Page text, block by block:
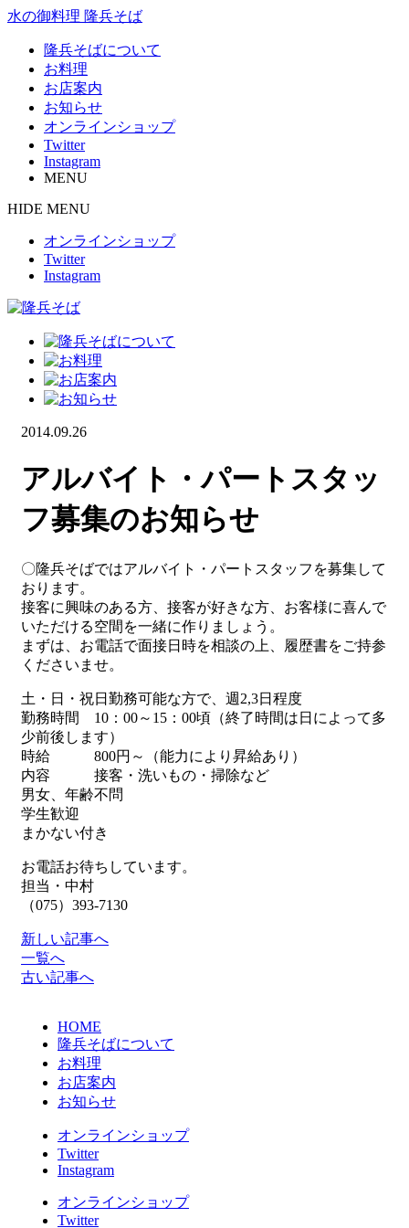
水の御料理 隆兵そば
隆兵そばについて
お料理
お店案内
お知らせ
オンラインショップ
Twitter
Instagram
MENU
HIDE MENU
オンラインショップ
Twitter
Instagram
2014.09.26
アルバイト・パートスタッ
フ募集のお知らせ
〇隆兵そばではアルバイト・パートスタッフを募集して
おります。
接客に興味のある方、接客が好きな方、お客様に喜んで
いただける空間を一緒に作りましょう。
まずは、お電話で面接日時を相談の上、履歴書をご持参
くださいませ。
土・日・祝日勤務可能な方で、週2,3日程度
勤務時間 10：00～15：00頃（終了時間は日によって多
少前後します）
時給 800円～（能力により昇給あり）
内容 接客・洗いもの・掃除など
男女、年齢不問
学生歓迎
まかない付き
お電話お待ちしています。
担当・中村
（075）393-7130
新しい記事へ
一覧へ
古い記事へ
HOME
隆兵そばについて
お料理
お店案内
お知らせ
オンラインショップ
Twitter
Instagram
オンラインショップ
Twitter